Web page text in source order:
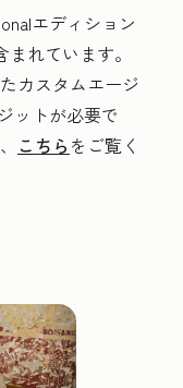
エディション
れています。
カスタムエージ
ットが必要で
こちら をご覧く